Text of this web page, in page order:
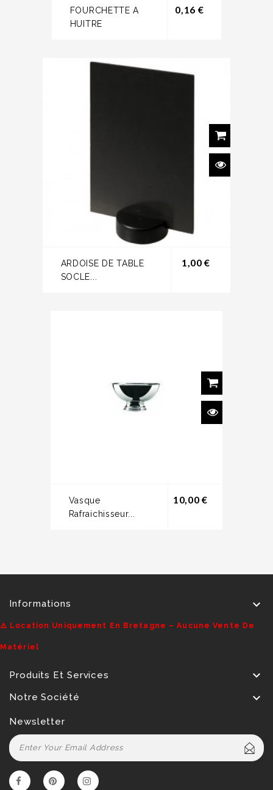
FOURCHETTE A
HUITRE
0,16 €Prix
ARDOISE DE TABLE
SOCLE...
1,00 €
Vasque
Rafraichisseur...
10,00 €Prix
Informations 
⚠️ Location Uniquement En Bretagne – Aucune Vente De
Matériel
Produits Et Services 
Notre Société 
Newsletter